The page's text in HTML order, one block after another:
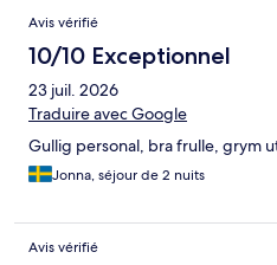
Avis vérifié
10/10 Exceptionnel
23 juil. 2026
Traduire avec Google
Gullig personal, bra frulle, grym
Jonna, séjour de 2 nuits
Avis vérifié